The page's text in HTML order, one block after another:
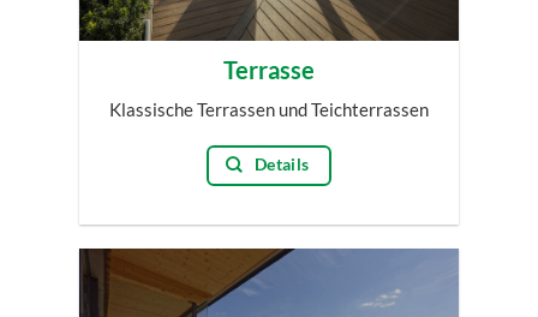
Terrasse
Klassische Terrassen undTeichterrassen
Details